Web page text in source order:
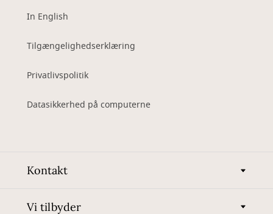
In English
Tilgængelighedserklæring
Privatlivspolitik
Datasikkerhed på computerne
Kontakt
Vi tilbyder